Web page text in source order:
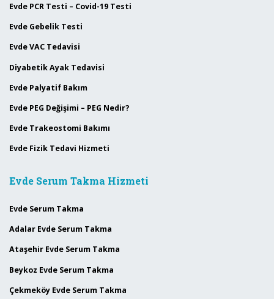
Evde PCR Testi – Covid-19 Testi
Evde Gebelik Testi
Evde VAC Tedavisi
Diyabetik Ayak Tedavisi
Evde Palyatif Bakım
Evde PEG Değişimi – PEG Nedir?
Evde Trakeostomi Bakımı
Evde Fizik Tedavi Hizmeti
Evde Serum Takma Hizmeti
Evde Serum Takma
Adalar Evde Serum Takma
Ataşehir Evde Serum Takma
Beykoz Evde Serum Takma
Çekmeköy Evde Serum Takma